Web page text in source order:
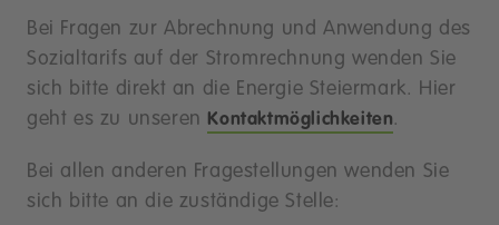
Bei Fragen zur Abrechnung und Anwendung des
Sozialtarifs auf der Stromrechnung wenden Sie
sich bitte direkt an die Energie Steiermark. Hier
geht es zu unseren
Kontaktmöglichkeiten.
Bei allen anderen Fragestellungen wenden Sie
sich bitte an die zuständige Stelle: